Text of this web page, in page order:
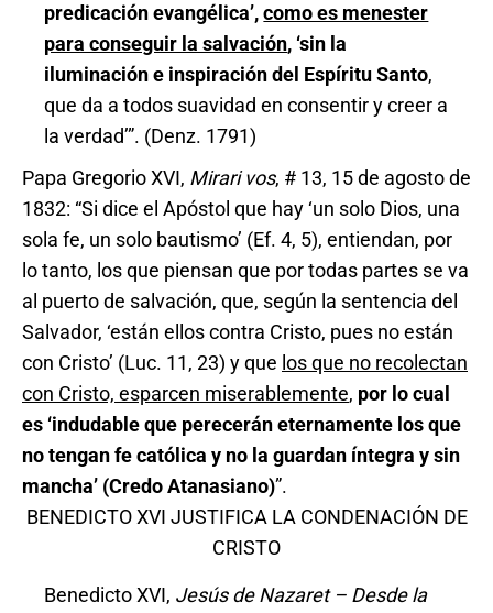
predicación evangélica’,como es menester
para conseguir la salvación, ‘sin la
iluminación e inspiración del Espíritu Santo,
que da a todos suavidad en consentir y creer a
la verdad’”. (Denz. 1791)
Papa Gregorio XVI, Mirari vos, # 13, 15 de agosto de
1832: “Si dice el Apóstol que hay ‘un solo Dios, una
sola fe, un solo bautismo’ (Ef. 4, 5), entiendan, por
lo tanto, los que piensan que por todas partes se va
al puerto de salvación, que, según la sentencia del
Salvador, ‘están ellos contra Cristo, pues no están
con Cristo’ (Luc. 11, 23) y que los que no recolectan
con Cristo, esparcen miserablemente, por lo cual
es ‘indudable que perecerán eternamente los que
no tengan fe católica y no la guardan íntegra y sin
mancha’ (Credo Atanasiano)”.
BENEDICTO XVI JUSTIFICA LA CONDENACIÓN DE
CRISTO
Benedicto XVI, Jesús de Nazaret – Desde la